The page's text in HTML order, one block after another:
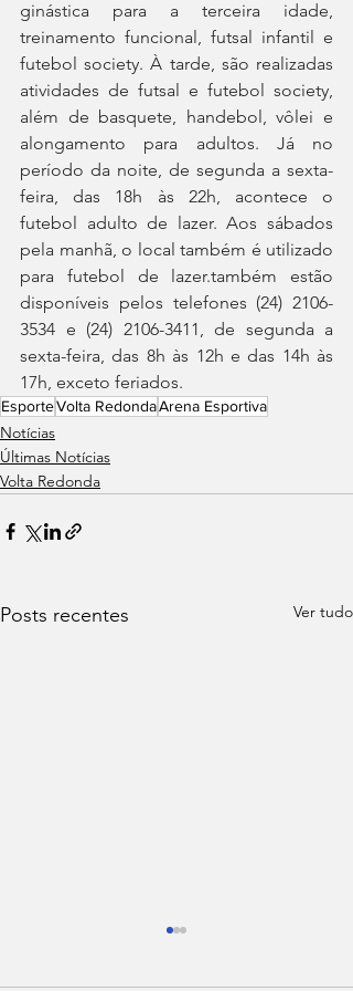
ginástica para a terceira idade,
treinamento funcional, futsal infantil e
futebol society. À tarde, são realizadas
atividades de futsal e futebol society,
além de basquete, handebol, vôlei e
alongamento para adultos. Já no
período da noite, de segunda a sexta-
feira, das 18h às 22h, acontece o
futebol adulto de lazer. Aos sábados
pela manhã, o local também é utilizado
para futebol de lazer.também estão
disponíveis pelos telefones (24) 2106-
3534 e (24) 2106-3411, de segunda a
sexta-feira, das 8h às 12h e das 14h às
17h, exceto feriados.
EsporteVolta RedondaArena Esportiva
Notícias
Últimas Notícias
Volta Redonda
Posts recentes Ver tudo